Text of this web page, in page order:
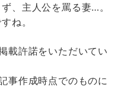
、主人公を罵る妻…。
ね。
載許諾をいただいてい
事作成時点でのものに